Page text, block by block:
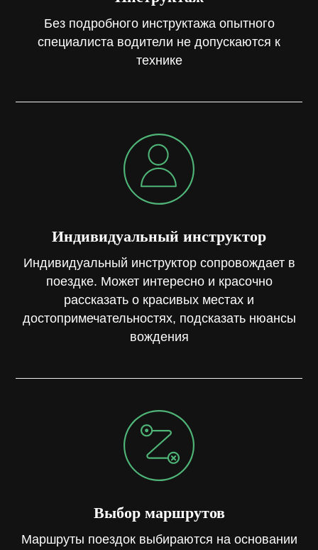
Без подробного инструктажа опытного
специалиста водители не допускаются к
технике
Индивидуальный инструктор
Индивидуальный инструктор сопровождает в
поездке. Может интересно и красочно
рассказать о красивых местах и
достопримечательностях, подсказать нюансы
вождения
Выбор маршрутов
Маршруты поездок выбираются на основании